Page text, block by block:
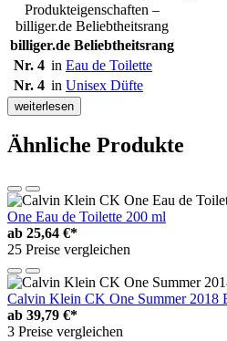
Produkteigenschaften –
billiger.de Beliebtheitsrang
billiger.de Beliebtheitsrang
Nr. 4 in Eau de Toilette
Nr. 4 in Unisex Düfte
weiterlesen
Ähnliche Produkte
One Eau de Toilette 200 ml
ab 25,64 €*
25 Preise vergleichen
Calvin Klein CK One Summer 2018
ab 39,79 €*
3 Preise vergleichen